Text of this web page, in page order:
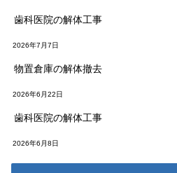
歯科医院の解体工事
2026年7月7日
物置倉庫の解体撤去
2026年6月22日
歯科医院の解体工事
2026年6月8日